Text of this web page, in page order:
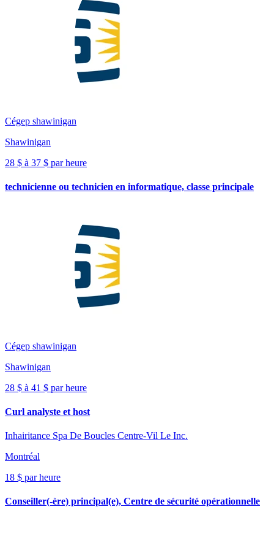
Cégep shawinigan
Shawinigan
28 $ à 37 $ par heure
technicienne ou technicien en informatique, classe principale
Cégep shawinigan
Shawinigan
28 $ à 41 $ par heure
Curl analyste et host
Inhairitance Spa De Boucles Centre-Vil Le Inc.
Montréal
18 $ par heure
Conseiller(-ère) principal(e), Centre de sécurité opérationnelle